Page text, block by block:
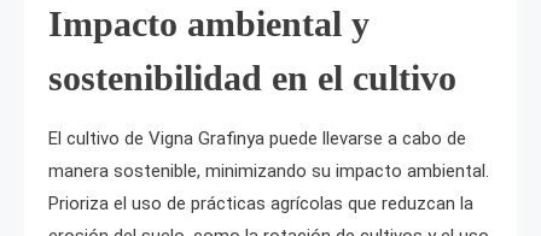
Impacto ambiental y
sostenibilidad en el cultivo
El cultivo de Vigna Grafinya puede llevarse a cabo de
manera sostenible, minimizando su impacto ambiental.
Prioriza el uso de prácticas agrícolas que reduzcan la